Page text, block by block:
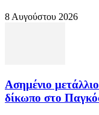
8 Αυγούστου 2026
Ασημένιο
δίκωπο στο